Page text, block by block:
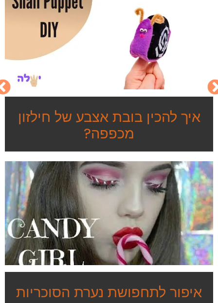
איך להכין בובת אצבע של חילזון
מכפפה?
איפור לתחפושת נערת הסוכריות